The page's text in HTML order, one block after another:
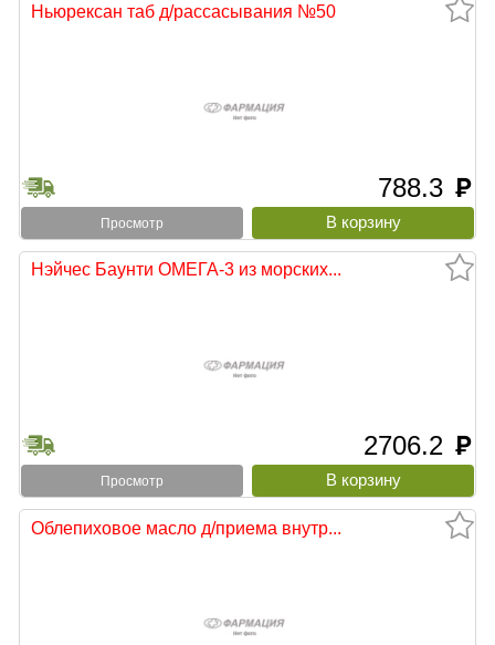
Ньюрексан таб д/рассасывания №50
788.3 руб
Просмотр
Нэйчес Баунти ОМЕГА-3 из морских...
2706.2 руб
Просмотр
Облепиховое масло д/приема внутр...